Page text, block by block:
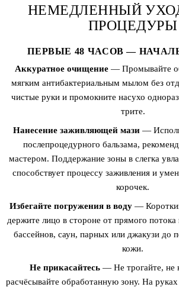
НЕМЕДЛЕННЫЙ
ПРОЦЕДУРЫ
ПЕРВЫЕ 48 ЧАСОВ —
Аккуратное очищение — Промывайте
мягким антибактериальным мылом без
чистые руки и промокните насухо
трите.
Нанесение заживляющей мази—
послепроцедурного бальзама,
мастером. Поддержание зоны в слегка
способствует процессу заживления и
корочек.
Избегайте погружения в воду—
держите лицо в стороне от прямого
бассейнов, саун, парных или джакузи до
кожи.
Не прикасайтесь — Не трогайте, не
расчёсывайте обработанную зону. На руках